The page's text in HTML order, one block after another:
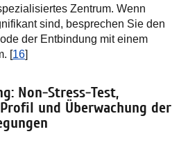
Zentrum. Wenn
sind, besprechen Sie den
der Entbindung mit einem
[16]
Non-Stress-Test,
und Überwachung der